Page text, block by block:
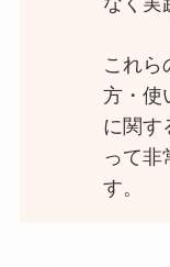
これら
方・使
に関す
って非
す。